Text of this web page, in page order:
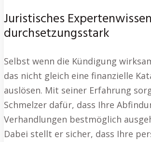
Juristisches
durchsetzungsstark
Selbst wenn die Kündigung
das nicht gleich eine finanzielle
auslösen. Mit seiner Erfahrung
Schmelzer dafür, dass Ihre
Verhandlungen bestmöglich
Dabei stellt er sicher, dass Ihre